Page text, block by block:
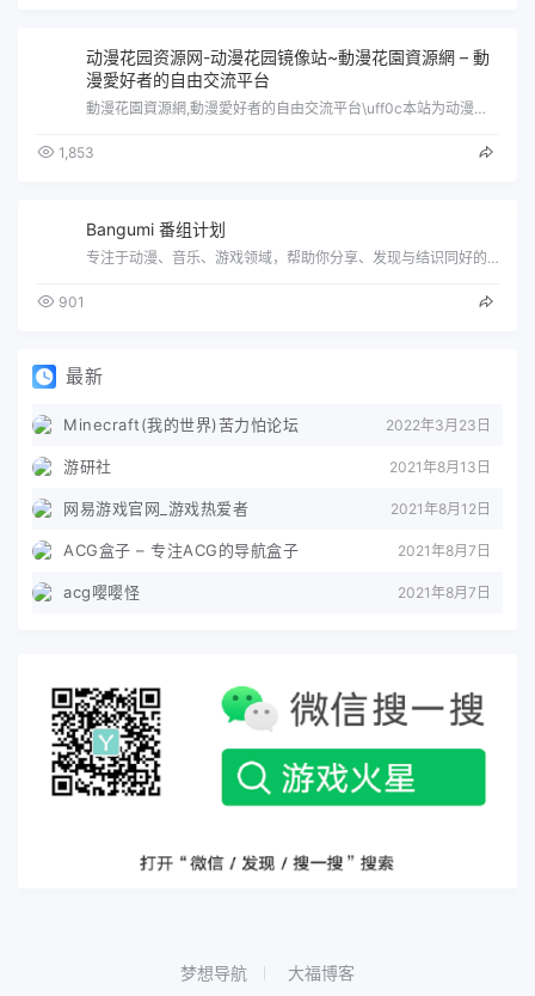
动漫花园资源网-动漫花园镜像站~動漫花園資源網 – 動
漫愛好者的自由交流平台
動漫花園資源網,動漫愛好者的自由交流平台\uff0c本站为动漫花园镜像站\uff0c本站不存储发布任何种子资源\uff0c仅提供搜索…
1,853
Bangumi 番组计划
专注于动漫、音乐、游戏领域，帮助你分享、发现与结识同好的ACG网络
901
最新
Minecraft(我的世界)苦力怕论坛 2022年3月23日
游研社 2021年8月13日
网易游戏官网_游戏热爱者 2021年8月12日
ACG盒子 – 专注ACG的导航盒子 2021年8月7日
acg嘤嘤怪 2021年8月7日
梦想导航 大福博客